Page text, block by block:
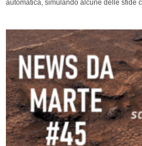
automatica, simulando alcune delle sfide